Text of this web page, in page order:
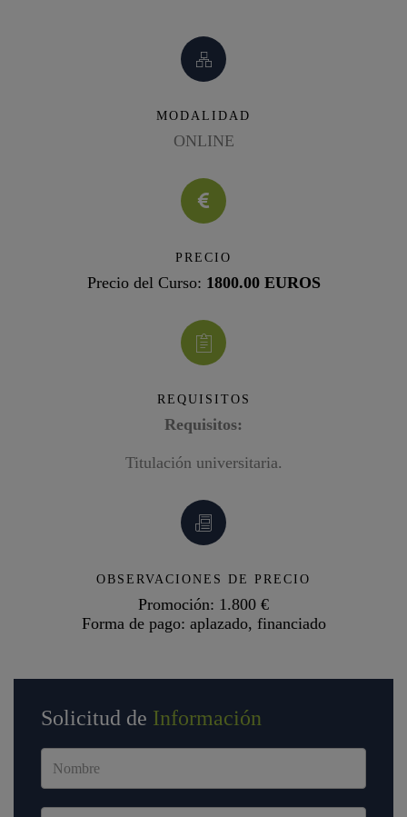
MODALIDAD
ONLINE
PRECIO
Precio del Curso: 1800.00 EUROS
REQUISITOS
Requisitos:
Titulación universitaria.
OBSERVACIONES DE PRECIO
Promoción: 1.800 €
Forma de pago: aplazado, financiado
Solicitud de Información